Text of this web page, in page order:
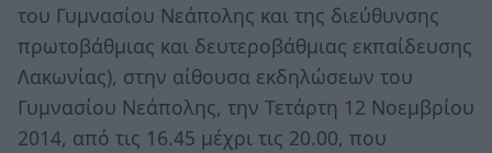
του Γυμνασίου Νεάπολης και της διεύθυνσης
πρωτοβάθμιας και δευτεροβάθμιας εκπαίδευσης
Λακωνίας), στην αίθουσα εκδηλώσεων του
Γυμνασίου Νεάπολης, την Τετάρτη 12 Νοεμβρίου
2014, από τις 16.45 μέχρι τις 20.00, που